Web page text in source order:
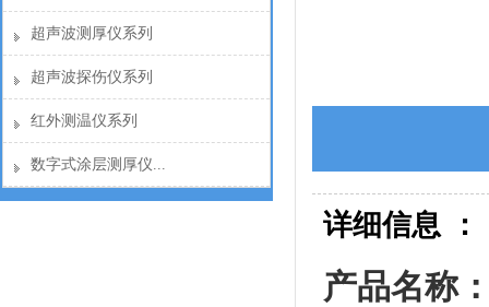
超声波测厚仪系列
超声波探伤仪系列
红外测温仪系列
数字式涂层测厚仪...
详细信息 ：
产品名称